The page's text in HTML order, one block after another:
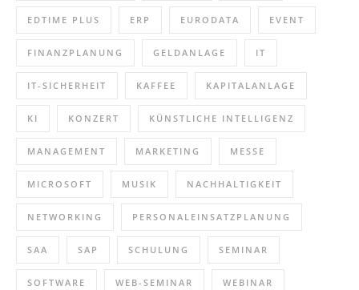
EDTIME PLUS ERP EURODATA EVENT
FINANZPLANUNG GELDANLAGE IT
IT-SICHERHEIT KAFFEE KAPITALANLAGE
KI KONZERT KÜNSTLICHE INTELLIGENZ
MANAGEMENT MARKETING MESSE
MICROSOFT MUSIK NACHHALTIGKEIT
NETWORKING PERSONALEINSATZPLANUNG
SAA SAP SCHULUNG SEMINAR
SOFTWARE WEB-SEMINAR WEBINAR